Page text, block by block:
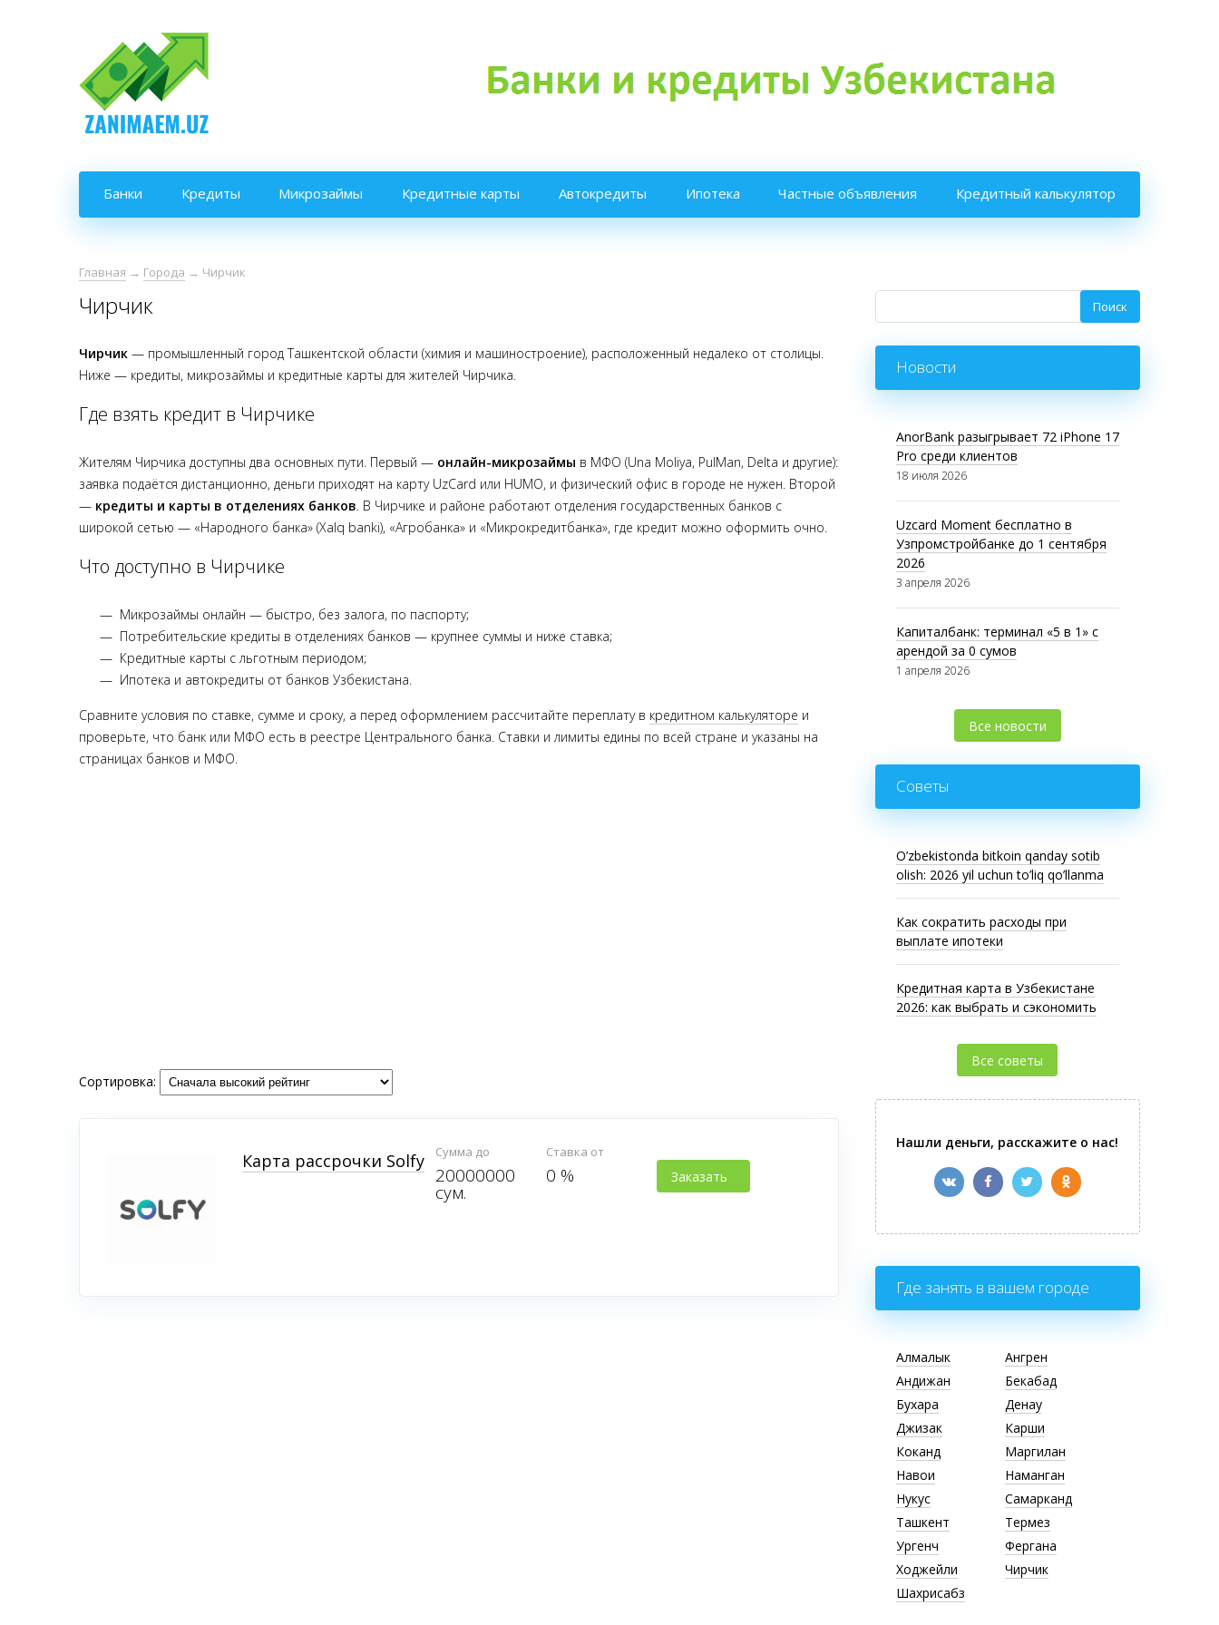
Банки Кредиты Микрозаймы Кредитные карты Автокредиты Ипотека Частные объявления Кредитный калькулятор
Главная → Города → Чирчик
Чирчик
Чирчик — промышленный город Ташкентской области (химия и машиностроение), расположенный недалеко от столицы.
Ниже — кредиты, микрозаймы и кредитные карты для жителей Чирчика.
Где взять кредит в Чирчике
Жителям Чирчика доступны два основных пути. Первый — онлайн-микрозаймы в МФО (Una Moliya, PulMan, Delta и другие):
заявка подаётся дистанционно, деньги приходят на карту UzCard или HUMO, и физический офис в городе не нужен. Второй
— кредиты и карты в отделениях банков. В Чирчике и районе работают отделения государственных банков с
широкой сетью — «Народного банка» (Xalq banki), «Агробанка» и «Микрокредитбанка», где кредит можно оформить очно.
Что доступно в Чирчике
Микрозаймы онлайн — быстро, без залога, по паспорту;
Потребительские кредиты в отделениях банков — крупнее суммы и ниже ставка;
Кредитные карты с льготным периодом;
Ипотека и автокредиты от банков Узбекистана.
Сравните условия по ставке, сумме и сроку, а перед оформлением рассчитайте переплату в кредитном калькуляторе и
проверьте, что банк или МФО есть в реестре Центрального банка. Ставки и лимиты едины по всей стране и указаны на
страницах банков и МФО.
Сортировка:
Карта рассрочки Solfy Сумма до
20000000
сум.
Ставка от
0 %
Заказать
карту
Новости
AnorBank разыгрывает 72 iPhone 17
Pro среди клиентов
18 июля 2026
Uzcard Moment бесплатно в
Узпромстройбанке до 1 сентября
2026
3 апреля 2026
Капиталбанк: терминал «5 в 1» с
арендой за 0 сумов
1 апреля 2026
Все новости
Советы
O’zbekistonda bitkoin qanday sotib
olish: 2026 yil uchun to’liq qo’llanma
Как сократить расходы при
выплате ипотеки
Кредитная карта в Узбекистане
2026: как выбрать и сэкономить
Все советы
Нашли деньги, расскажите о нас!
Где занять в вашем городе
Алмалык
Ангрен
Андижан
Бекабад
Бухара
Денау
Джизак
Карши
Коканд
Маргилан
Навои
Наманган
Нукус
Самарканд
Ташкент
Термез
Ургенч
Фергана
Ходжейли
Чирчик
Шахрисабз